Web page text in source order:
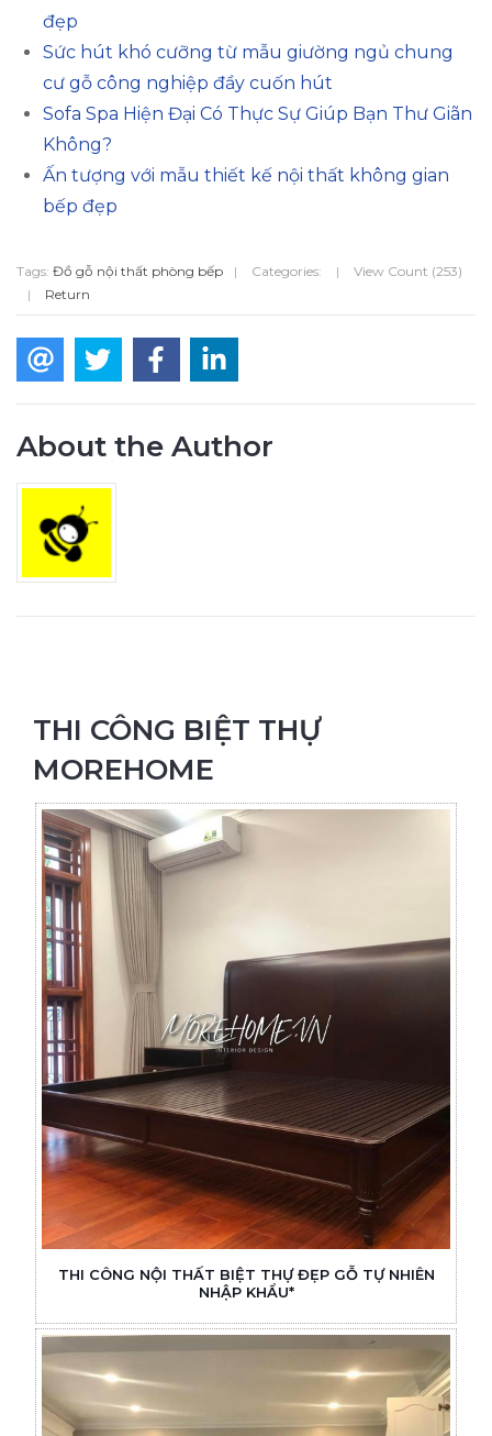
đẹp
Sức hút khó cưỡng từ mẫu giường ngủ chung
cư gỗ công nghiệp đầy cuốn hút
Sofa Spa Hiện Đại Có Thực Sự Giúp Bạn Thư Giãn
Không?
Ấn tượng với mẫu thiết kế nội thất không gian
bếp đẹp
Tags: Đồ gỗ nội thất phòng bếp | Categories: |
View Count (253)
|
Return
About the Author
THI CÔNG BIỆT THỰ
MOREHOME
THI CÔNG NỘI THẤT BIỆT THỰ ĐẸP GỖ TỰ NHIÊN
NHẬP KHẨU*